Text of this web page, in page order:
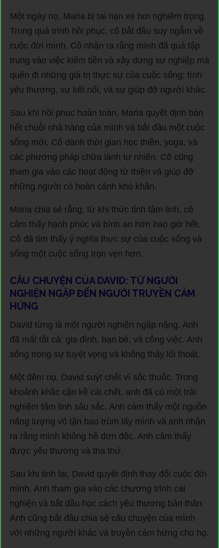
Một ngày nọ, Maria bị tai nạn xe hơi nghiêm trọng.
Trong quá trình hồi phục, cô bắt đầu suy ngẫm về
cuộc đời mình. Cô nhận ra rằng mình đã quá tập
trung vào việc kiếm tiền và xây dựng sự nghiệp mà
quên đi những giá trị thực sự của cuộc sống: tình
yêu thương, sự kết nối, và sự giúp đỡ người khác.
Sau khi hồi phục hoàn toàn, Maria quyết định bán
hết chuỗi nhà hàng của mình và bắt đầu một cuộc
sống mới. Cô dành thời gian học thiền, yoga, và
các phương pháp chữa lành tự nhiên. Cô cũng
tham gia vào các hoạt động từ thiện và giúp đỡ
những người có hoàn cảnh khó khăn.
Maria chia sẻ rằng, từ khi thức tỉnh tâm linh, cô
cảm thấy hạnh phúc và bình an hơn bao giờ hết.
Cô đã tìm thấy ý nghĩa thực sự của cuộc sống và
sống một cuộc sống trọn vẹn hơn.
CÂU CHUYỆN CỦA DAVID: TỪ NGƯỜI
NGHIỆN NGẬP ĐẾN NGƯỜI TRUYỀN CẢM
HỨNG
David từng là một người nghiện ngập nặng. Anh
đã mất tất cả: gia đình, bạn bè, và công việc. Anh
sống trong sự tuyệt vọng và không thấy lối thoát.
Một đêm nọ, David suýt chết vì sốc thuốc. Trong
khoảnh khắc cận kề cái chết, anh đã có một trải
nghiệm tâm linh sâu sắc. Anh cảm thấy một nguồn
năng lượng vô tận bao trùm lấy mình và anh nhận
ra rằng mình không hề đơn độc. Anh cảm thấy
được yêu thương và tha thứ.
Sau khi tỉnh lại, David quyết định thay đổi cuộc đời
mình. Anh tham gia vào các chương trình cai
nghiện và bắt đầu học cách yêu thương bản thân.
Anh cũng bắt đầu chia sẻ câu chuyện của mình
với những người khác và truyền cảm hứng cho họ.